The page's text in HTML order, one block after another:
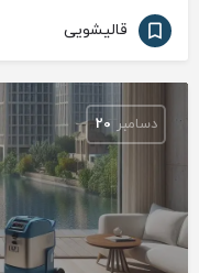
قالیشویی
دسامبر 20